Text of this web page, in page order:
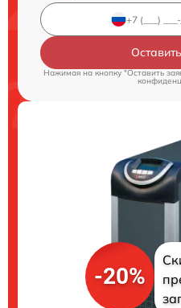
Нажимая на кнопку "Оставить
-20%